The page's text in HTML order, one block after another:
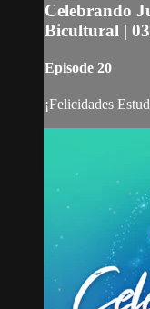
Celebrando
Bicultural |
Episode 20
¡Felicidades